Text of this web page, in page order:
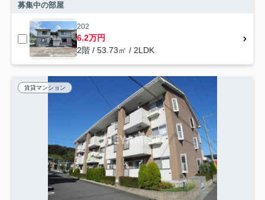
募集中の部屋
202
6.2万円
2階 / 53.73㎡ / 2LDK
賃貸マンション